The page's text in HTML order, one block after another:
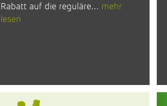
Rabatt auf die reguläre... mehr
lesen